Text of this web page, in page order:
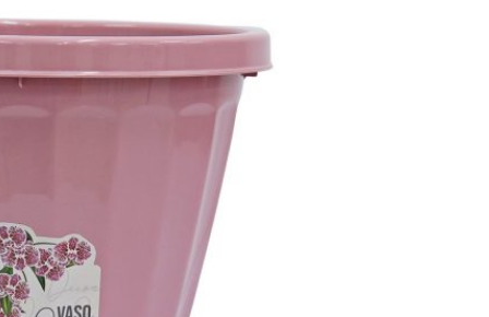
Care;
perfeito;
encharcar a planta.
que tanto amamos por não sabermos a maneira
trouxemos um passo a passo, simplificado, de como
flor ou horta.
aliadas aos “Potes Funcionais Decor – Uninjet”, o
horta, bonita, forte e saudável.